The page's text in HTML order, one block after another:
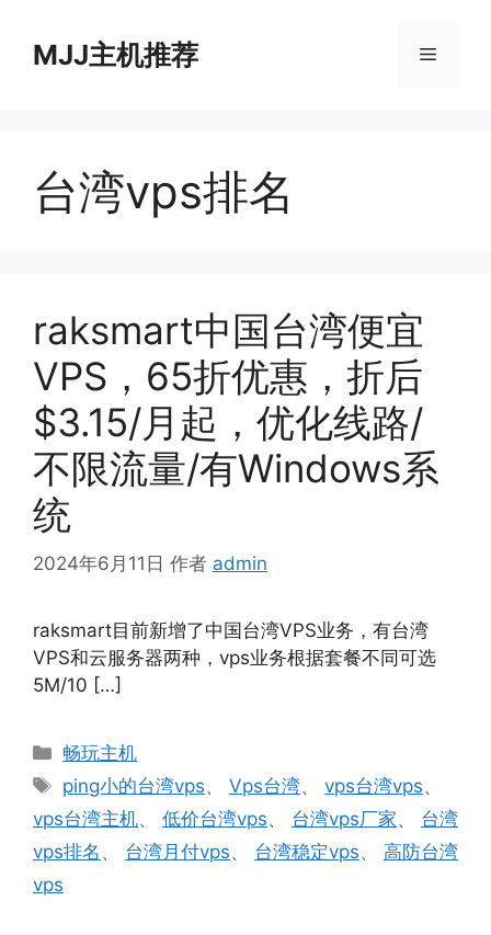
MJJ主机推荐 菜
台湾vps排名
raksmart中国台湾便宜
VPS，65折优惠，折后
$3.15/月起，优化线路/
不限流量/有Windows系
统
2024年6月11日 作者 admin
raksmart目前新增了中国台湾VPS业务，有台湾
VPS和云服务器两种，vps业务根据套餐不同可选
5M/10 […]
分
类
畅玩主机
标
签
ping小的台湾vps、Vps台湾、vps台湾vps、
vps台湾主机、 低价台湾vps、 台湾vps厂家、 台湾
vps排名 、 台湾月付vps、 台湾稳定vps、 高防台湾
vps